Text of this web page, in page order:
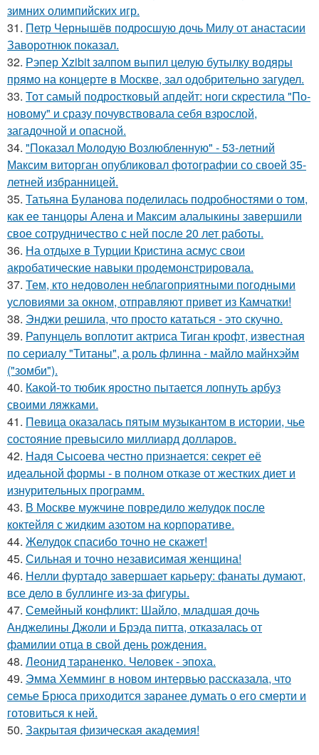
зимних олимпийских игр.
31. Петр Чернышёв подросшую дочь Милу от анастасии
Заворотнюк показал.
32. Рэпер Xzibit залпом выпил целую бутылку водяры
прямо на концерте в Москве, зал одобрительно загудел.
33. Тот самый подростковый апдейт: ноги скрестила "По-
новому" и сразу почувствовала себя взрослой,
загадочной и опасной.
34. "Показал Молодую Возлюбленную" - 53-летний
Максим виторган опубликовал фотографии со своей 35-
летней избранницей.
35. Татьяна Буланова поделилась подробностями о том,
как ее танцоры Алена и Максим алалыкины завершили
свое сотрудничество с ней после 20 лет работы.
36. На отдыхе в Турции Кристина асмус свои
акробатические навыки продемонстрировала.
37. Тем, кто недоволен неблагоприятными погодными
условиями за окном, отправляют привет из Камчатки!
38. Энджи решила, что просто кататься - это скучно.
39. Рапунцель воплотит актриса Тиган крофт, известная
по сериалу "Титаны", а роль флинна - майло майнхэйм
("зомби").
40. Какой-то тюбик яростно пытается лопнуть арбуз
своими ляжками.
41. Певица оказалась пятым музыкантом в истории, чье
состояние превысило миллиард долларов.
42. Надя Сысоева честно признается: секрет её
идеальной формы - в полном отказе от жестких диет и
изнурительных программ.
43. В Москве мужчине повредило желудок после
коктейля с жидким азотом на корпоративе.
44. Желудок спасибо точно не скажет!
45. Сильная и точно независимая женщина!
46. Нелли фуртадо завершает карьеру: фанаты думают,
все дело в буллинге из-за фигуры.
47. Семейный конфликт: Шайло, младшая дочь
Анджелины Джоли и Брэда питта, отказалась от
фамилии отца в свой день рождения.
48. Леонид тараненко. Человек - эпоха.
49. Эмма Хемминг в новом интервью рассказала, что
семье Брюса приходится заранее думать о его смерти и
готовиться к ней.
50. Закрытая физическая академия!